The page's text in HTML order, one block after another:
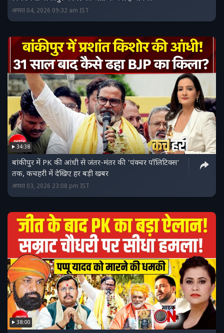
अगस्त 04, 2026 09:32 am IST
34:38
बांकीपुर में PK की आंधी से जंतर-मंतर की 'पंक्‍चर पॉलिटिक्‍स'
तक, कचहरी में देखिए हर बड़ी खबर
अगस्त 03, 2026 23:08 pm IST
38:00